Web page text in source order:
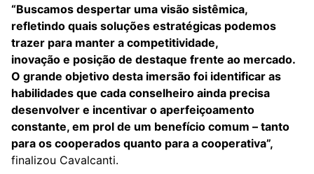
“Buscamos despertar uma visão sistêmica,
refletindo quais soluções estratégicas podemos
trazer para manter a competitividade,
inovação e posição de destaque frente ao mercado.
O grande objetivo desta imersão foi identificar as
habilidades que cada conselheiro ainda precisa
desenvolver e incentivar o aperfeiçoamento
constante, em prol de um benefício comum – tanto
para os cooperados quanto para a cooperativa”,
finalizou Cavalcanti.